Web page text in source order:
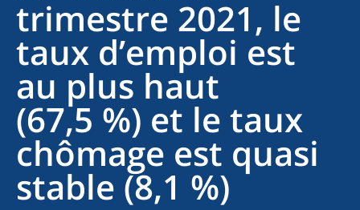
trimestre 2021, le
taux d’emploi est
au plus haut
(67,5 %) et le taux
chômage est quasi
stable (8,1 %)